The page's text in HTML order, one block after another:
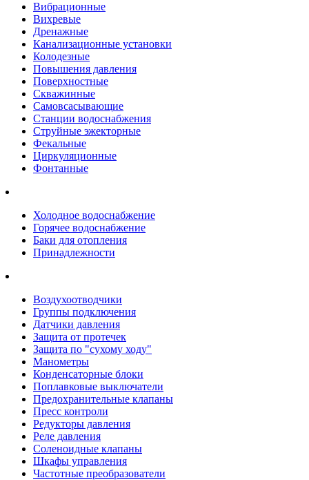
Вибрационные
Вихревые
Дренажные
Канализационные установки
Колодезные
Повышения давления
Поверхностные
Скважинные
Самовсасывающие
Станции водоснабжения
Струйные эжекторные
Фекальные
Циркуляционные
Фонтанные
Холодное водоснабжение
Горячее водоснабжение
Баки для отопления
Принадлежности
Воздухоотводчики
Группы подключения
Датчики давления
Защита от протечек
Защита по "сухому ходу"
Манометры
Конденсаторные блоки
Поплавковые выключатели
Предохранительные клапаны
Пресс контроли
Редукторы давления
Реле давления
Соленоидные клапаны
Шкафы управления
Частотные преобразователи